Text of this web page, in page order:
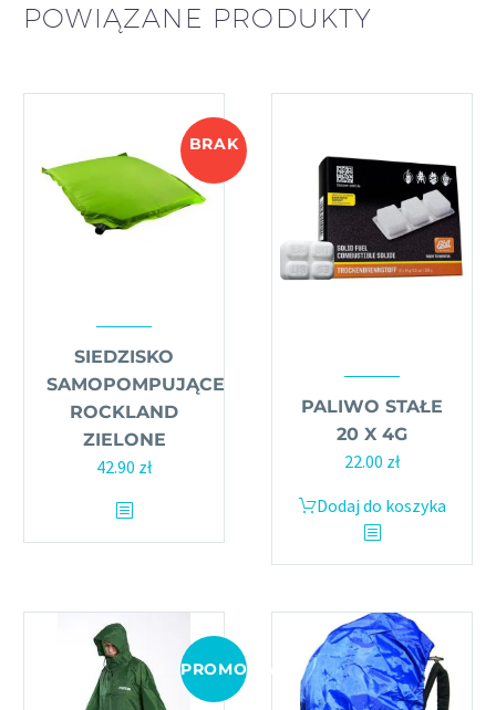
POWIĄZANE PRODUKTY
BRAK
SIEDZISKO
SAMOPOMPUJĄCE
ROCKLAND
ZIELONE
42.90 zł
PALIWO STAŁE
20 X 4G
22.00 zł
Dodaj do koszyka
PROMOCJA!